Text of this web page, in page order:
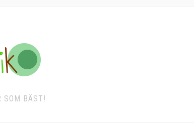
SOM BÄST!